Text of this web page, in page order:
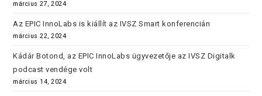
március 27, 2024
Az EPIC InnoLabs is kiállít az IVSZ Smart konferencián
március 22, 2024
Kádár Botond, az EPIC InnoLabs ügyvezetője az IVSZ Digitalk
podcast vendége volt
március 14, 2024